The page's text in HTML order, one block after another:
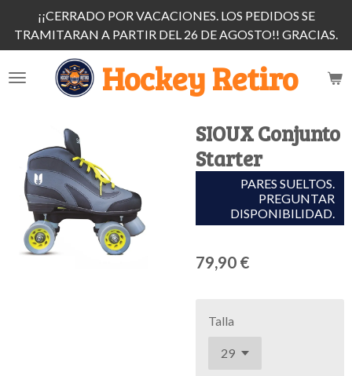
al
contenido
principal
Hockey Retiro
¡¡CERRADO POR VACACIONES. LOS PEDIDOS SE
TRAMITARAN A PARTIR DEL 26 DE AGOSTO!! GRACIAS.
SIOUX Conjunto
Starter
PARES SUELTOS.
PREGUNTAR
DISPONIBILIDAD.
79,90 €
Talla